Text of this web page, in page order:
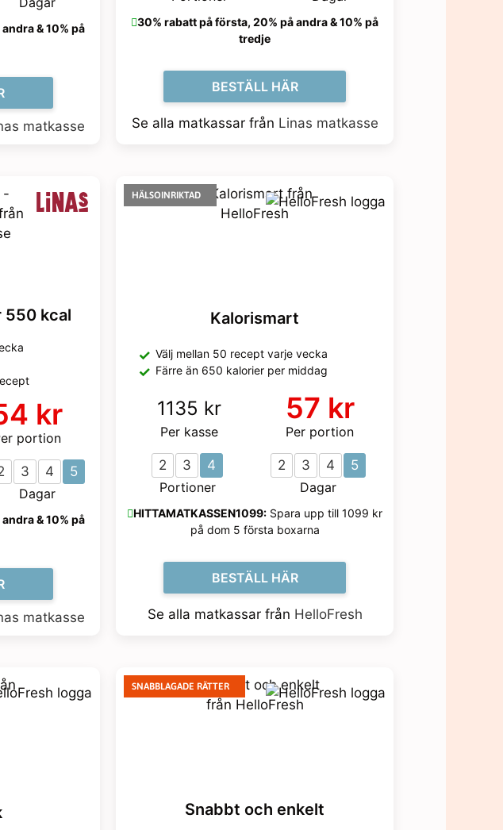
& 10% på
matkasse
30% rabatt på första, 20% på andra & 10% på
tredje
BESTÄLL HÄR
Se alla matkassar från Linas matkasse
550 kcal
kr
portion
3 4
5
Dagar
& 10% på
matkasse
HÄLSOINRIKTAD
Kalorismart
Välj mellan 50 recept varje vecka
Färre än 650 kalorier per middag
1135 kr
Per kasse
57 kr
Per portion
2 3
4
Portioner
2 3 4
5
Dagar
HITTAMATKASSEN1099: Spara upp till 1099 kr
på dom 5 första boxarna
BESTÄLL HÄR
Se alla matkassar från HelloFresh
SNABBLAGADE RÄTTER
Snabbt och enkelt